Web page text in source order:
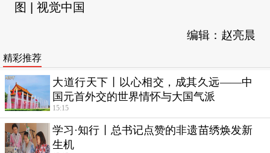
图 | 视觉中国
编辑：赵亮晨
精彩推荐